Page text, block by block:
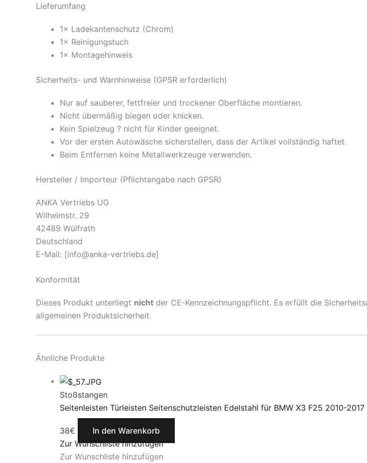
Lieferumfang
1× Ladekantenschutz (Chrom)
1× Reinigungstuch
1× Montagehinweis
Sicherheits- und Warnhinweise (GPSR erforderlich)
Nur auf sauberer, fettfreier und trockener Oberfläche montieren.
Nicht übermäßig biegen oder knicken.
Kein Spielzeug ? nicht für Kinder geeignet.
Vor der ersten Autowäsche sicherstellen, dass der Artikel vollständig haftet.
Beim Entfernen keine Metallwerkzeuge verwenden.
Hersteller / Importeur (Pflichtangabe nach GPSR)
ANKA Vertriebs UG
Wilhelmstr. 29
42489 Wülfrath
Deutschland
E-Mail: [info@anka-vertriebs.de]
Konformität
Dieses Produkt unterliegt nicht der CE-Kennzeichnungspflicht. Es erfüllt die
allgemeinen Produktsicherheit.
Ähnliche Produkte
Stoßstangen
Seitenleisten Türleisten Seitenschutzleisten Edelstahl für BMW X3 F25 2010-2017
38€
In den Warenkorb
Zur Wunschliste hinzufügen
Zur Wunschliste hinzufügen